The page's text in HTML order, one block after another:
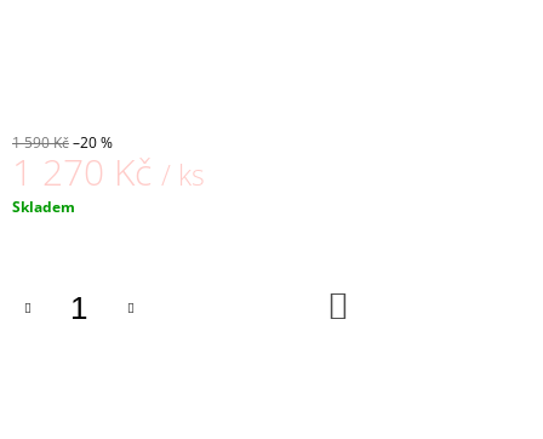
1 590 Kč–20 %
1 270 Kč / ks
Měrná
Skladem